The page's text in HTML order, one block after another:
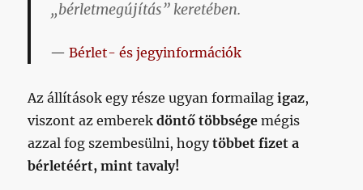
„bérletmegújítás” keretében.
Bérlet- és jegyinformációk
Az állítások egy része ugyan formailag igaz,
viszont az emberekdöntő többsége mégis
azzal fog szembesülni, hogytöbbet fizet a
bérletéért, mint tavaly!